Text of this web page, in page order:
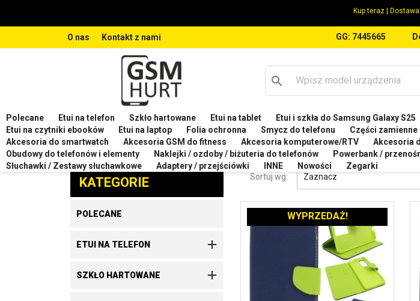
Kup teraz |
O nas Kontakt z nami GG: 7445665
search
Polecane Etui na telefon Szkło hartowane Etui na tablet Etui i szkła do Samsung Galaxy S25
Etui na czytniki ebooków
Etui na laptop Folia ochronna Smycz do telefonu Części zamienne
Akcesoria do smartwatch
Akcesoria GSM do fitness Akcesoria komputerowe/RTV Akcesoria
Obudowy do telefonów i elementy
Naklejki / ozdoby / biżuteria do telefonów Powerbank /
Słuchawki / Zestawy słuchawkowe
Adaptery / przejściówki INNE Nowości Zegarki
Strona główna Etui na telefon Etui na telefon XIAOMI Etui do Xiaomi 12 PRO
Zaproponuj produkt
KATEGORIE
POLECANE
ETUI NA TELEFON 
SZKŁO HARTOWANE 
ETUI DO XIAOMI 12 PRO
Sortuj wg: Zaznacz
WYPRZEDAŻ!